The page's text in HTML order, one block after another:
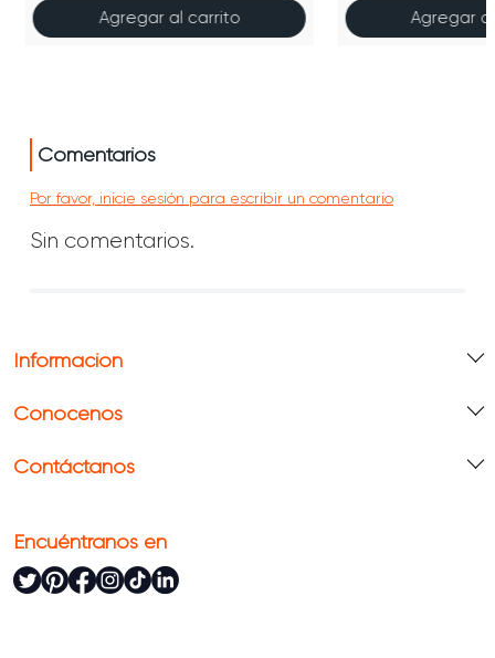
Agregar al carrito Agregar
Comentarios
Por favor, inicie sesión para escribir un comentario
Sin comentarios.
Información
Conócenos
Contáctanos
Encuéntranos en